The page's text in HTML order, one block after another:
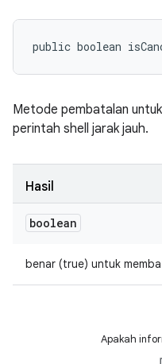
public boolean
Metode pembatalan
perintah shell jarak jauh.
Hasil
boolean
benar (true) untuk
Apakah